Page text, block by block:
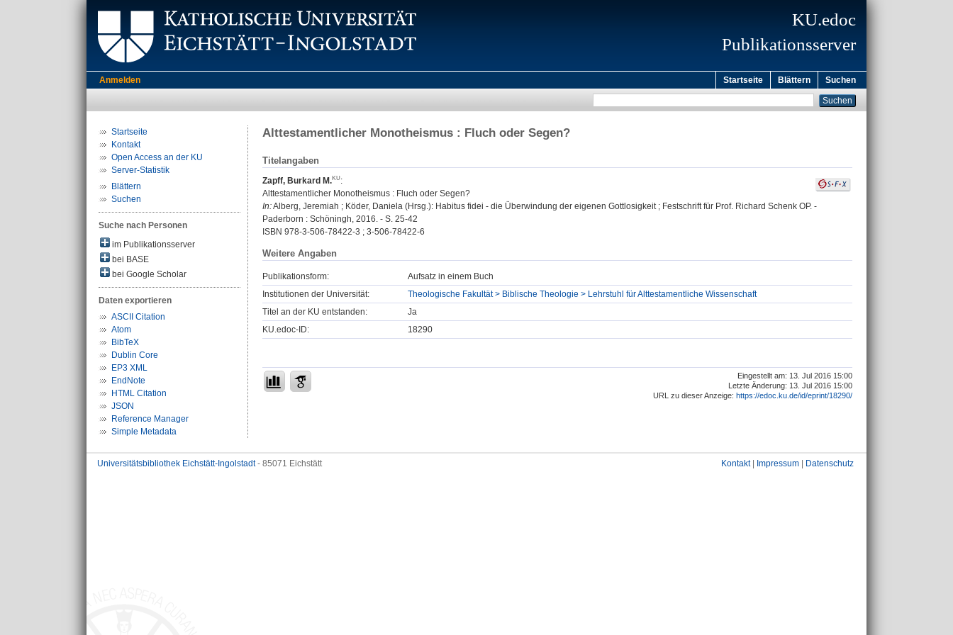
KU.edoc
Publikationsserver
Anmelden Startseite Blättern Suchen
Startseite
Kontakt
Open Access an der KU
Server-Statistik
Blättern
Suchen
Suche nach Personen
im Publikationsserver
bei BASE
bei Google Scholar
Daten exportieren
ASCII Citation
Atom
BibTeX
Dublin Core
EP3 XML
EndNote
HTML Citation
JSON
Reference Manager
Simple Metadata
Alttestamentlicher Monotheismus : Fluch oder Segen?
Titelangaben
Zapff, Burkard M.
:
Alttestamentlicher Monotheismus : Fluch oder Segen?
In:Alberg, Jeremiah ; Köder, Daniela (Hrsg.): Habitus fidei - die Überwindung der eigenen Gottlosigkeit ; Festschrift für Prof. Richard Schenk OP. -
Paderborn : Schöningh, 2016. - S. 25-42
ISBN 978-3-506-78422-3 ; 3-506-78422-6
Weitere Angaben
Publikationsform:
Aufsatz in einem Buch
Institutionen der Universität:
Theologische Fakultät > Biblische Theologie > Lehrstuhl für Alttestamentliche Wissenschaft
Titel an der KU entstanden:
Ja
KU.edoc-ID:
18290
Eingestellt am: 13. Jul 2016 15:00
Letzte Änderung: 13. Jul 2016 15:00
URL zu dieser Anzeige: https://edoc.ku.de/id/eprint/18290/
Universitätsbibliothek Eichstätt-Ingolstadt- 85071 Eichstätt Kontakt| Impressum Datenschutz